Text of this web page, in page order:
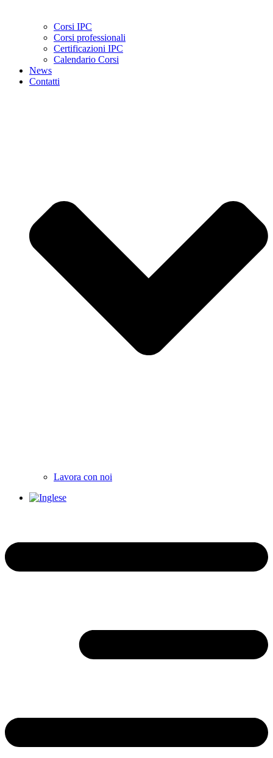
Corsi IPC
Corsi professionali
Certificazioni IPC
Calendario Corsi
News
Contatti
Lavora con noi